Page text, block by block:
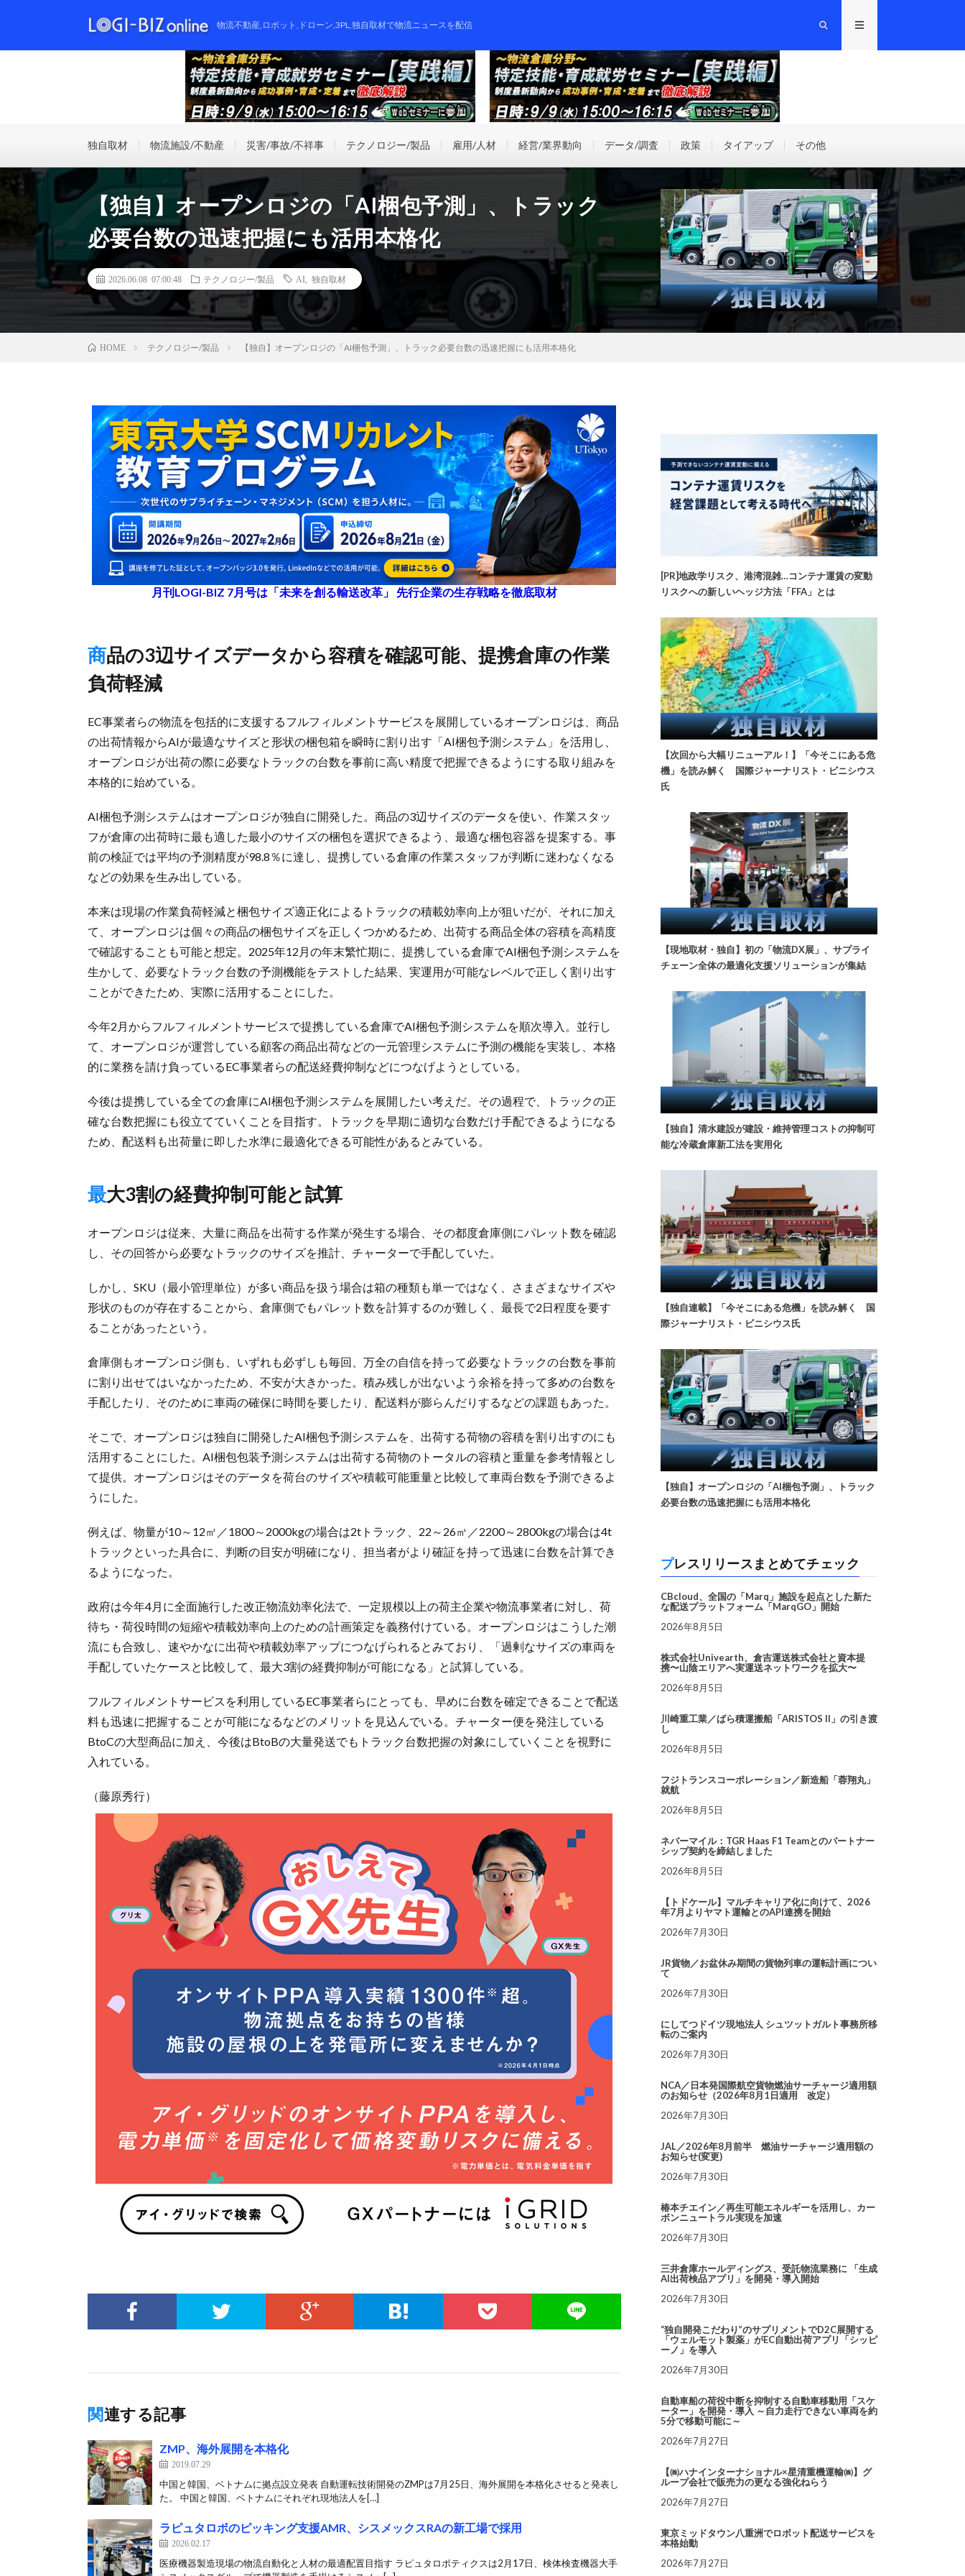
物流不動産,ロボット,ドローン,3PL,独自取材で物流ニュースを配信
独自取材 物流施設/不動産 災害/事故/不祥事 テクノロジー/製品 雇用/人材 経営/業界動向 データ/調査 政策 タイアップ その他
【独自】オープンロジの「AI梱包予測」、トラック
必要台数の迅速把握にも活用本格化
2026.06.08 07:00:48 テクノロジー/製品 AI 独自取材
HOME テクノロジー/製品 【独自】オープンロジの「AI梱包予測」、トラック必要台数の迅速把握にも活用本格化
月刊LOGI-BIZ 7月号は「未来を創る輸送改革」 先行企業の生存戦略を徹底取材
商品の3辺サイズデータから容積を確認可能、提携倉庫の作業
負荷軽減
EC事業者らの物流を包括的に支援するフルフィルメントサービスを展開しているオープンロジは、商品
の出荷情報からAIが最適なサイズと形状の梱包箱を瞬時に割り出す「AI梱包予測システム」を活用し、
オープンロジが出荷の際に必要なトラックの台数を事前に高い精度で把握できるようにする取り組みを
本格的に始めている。
AI梱包予測システムはオープンロジが独自に開発した。商品の3辺サイズのデータを使い、作業スタッ
フが倉庫の出荷時に最も適した最小のサイズの梱包を選択できるよう、最適な梱包容器を提案する。事
前の検証では平均の予測精度が98.8％に達し、提携している倉庫の作業スタッフが判断に迷わなくなる
などの効果を生み出している。
本来は現場の作業負荷軽減と梱包サイズ適正化によるトラックの積載効率向上が狙いだが、それに加え
て、オープンロジは個々の商品の梱包サイズを正しくつかめるため、出荷する商品全体の容積を高精度
で確認することも可能と想定。2025年12月の年末繁忙期に、提携している倉庫でAI梱包予測システムを
生かして、必要なトラック台数の予測機能をテストした結果、実運用が可能なレベルで正しく割り出す
ことができたため、実際に活用することにした。
今年2月からフルフィルメントサービスで提携している倉庫でAI梱包予測システムを順次導入。並行し
て、オープンロジが運営している顧客の商品出荷などの一元管理システムに予測の機能を実装し、本格
的に業務を請け負っているEC事業者らの配送経費抑制などにつなげようとしている。
今後は提携している全ての倉庫にAI梱包予測システムを展開したい考えだ。その過程で、トラックの正
確な台数把握にも役立てていくことを目指す。トラックを早期に適切な台数だけ手配できるようになる
ため、配送料も出荷量に即した水準に最適化できる可能性があるとみている。
最大3割の経費抑制可能と試算
オープンロジは従来、大量に商品を出荷する作業が発生する場合、その都度倉庫側にパレット数を確認
し、その回答から必要なトラックのサイズを推計、チャーターで手配していた。
しかし、SKU（最小管理単位）が多い商品を扱う場合は箱の種類も単一ではなく、さまざまなサイズや
形状のものが存在することから、倉庫側でもパレット数を計算するのが難しく、最長で2日程度を要す
ることがあったという。
倉庫側もオープンロジ側も、いずれも必ずしも毎回、万全の自信を持って必要なトラックの台数を事前
に割り出せてはいなかったため、不安が大きかった。積み残しが出ないよう余裕を持って多めの台数を
手配したり、そのために車両の確保に時間を要したり、配送料が膨らんだりするなどの課題もあった。
そこで、オープンロジは独自に開発したAI梱包予測システムを、出荷する荷物の容積を割り出すのにも
活用することにした。AI梱包包装予測システムは出荷する荷物のトータルの容積と重量を参考情報とし
て提供。オープンロジはそのデータを荷台のサイズや積載可能重量と比較して車両台数を予測できるよ
うにした。
例えば、物量が10～12㎥／1800～2000kgの場合は2tトラック、22～26㎥／2200～2800kgの場合は4t
トラックといった具合に、判断の目安が明確になり、担当者がより確証を持って迅速に台数を計算でき
るようになった。
政府は今年4月に全面施行した改正物流効率化法で、一定規模以上の荷主企業や物流事業者に対し、荷
待ち・荷役時間の短縮や積載効率向上のための計画策定を義務付けている。オープンロジはこうした潮
流にも合致し、速やかなに出荷や積載効率アップにつなげられるとみており、「過剰なサイズの車両を
手配していたケースと比較して、最大3割の経費抑制が可能になる」と試算している。
フルフィルメントサービスを利用しているEC事業者らにとっても、早めに台数を確定できることで配送
料も迅速に把握することが可能になるなどのメリットを見込んでいる。チャーター便を発注している
BtoCの大型商品に加え、今後はBtoBの大量発送でもトラック台数把握の対象にしていくことを視野に
入れている。
（藤原秀行）
関連する記事
ZMP、海外展開を本格化
2019.07.29
中国と韓国、ベトナムに拠点設立発表 自動運転技術開発のZMPは7月25日、海外展開を本格化させると発表し
た。 中国と韓国、ベトナムにそれぞれ現地法人を[…]
ラピュタロボのピッキング支援AMR、シスメックスRAの新工場で採用
2026.02.17
医療機器製造現場の物流自動化と人材の最適配置目指す ラピュタロボティクスは2月17日、検体検査機器大手
[PR]地政学リスク、港湾混雑…コンテナ運賃の変動
リスクへの新しいヘッジ方法「FFA」とは
【次回から大幅リニューアル！】「今そこにある危
機」を読み解く 国際ジャーナリスト・ビニシウス
氏
【現地取材・独自】初の「物流DX展」、サプライ
チェーン全体の最適化支援ソリューションが集結
【独自】清水建設が建設・維持管理コストの抑制可
能な冷蔵倉庫新工法を実用化
【独自連載】「今そこにある危機」を読み解く 国
際ジャーナリスト・ビニシウス氏
【独自】オープンロジの「AI梱包予測」、トラック
必要台数の迅速把握にも活用本格化
プレスリリースまとめてチェック
CBcloud、全国の「Marq」施設を起点とした新た
な配送プラットフォーム「MarqGO」開始
2026年8月5日
株式会社Univearth、倉吉運送株式会社と資本提
携〜山陰エリアへ実運送ネットワークを拡大〜
2026年8月5日
川崎重工業／ばら積運搬船「ARISTOS II」の引き渡
し
2026年8月5日
フジトランスコーポレーション／新造船「蓉翔丸」
就航
2026年8月5日
ネバーマイル：TGR Haas F1 Teamとのパートナー
シップ契約を締結しました
2026年8月5日
【トドケール】マルチキャリア化に向けて、2026
年7月よりヤマト運輸とのAPI連携を開始
2026年7月30日
JR貨物／お盆休み期間の貨物列車の運転計画につい
て
2026年7月30日
にしてつドイツ現地法人 シュツットガルト事務所移
転のご案内
2026年7月30日
NCA／日本発国際航空貨物燃油サーチャージ適用額
のお知らせ（2026年8月1日適用 改定）
2026年7月30日
JAL／2026年8月前半 燃油サーチャージ適用額の
お知らせ(変更)
2026年7月30日
椿本チエイン／再生可能エネルギーを活用し、カー
ボンニュートラル実現を加速
2026年7月30日
三井倉庫ホールディングス、受託物流業務に 「生成
AI出荷検品アプリ」を開発・導入開始
2026年7月30日
“独自開発こだわり”のサプリメントでD2C展開する
「ウェルモット製薬」がEC自動出荷アプリ「シッピ
ーノ」を導入
2026年7月30日
自動車船の荷役中断を抑制する自動車移動用「スケ
ーター」を開発・導入 ～自力走行できない車両を約
5分で移動可能に～
2026年7月27日
【㈱ハナインターナショナル×星清重機運輸㈱】グ
ループ会社で販売力の更なる強化ねらう
2026年7月27日
東京ミッドタウン八重洲でロボット配送サービスを
本格始動
2026年7月27日